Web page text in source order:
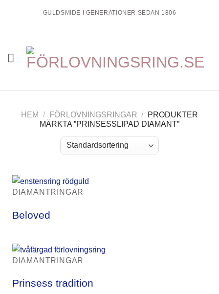
GULDSMIDE I GENERATIONER SEDAN 1806
HEM / FÖRLOVNINGSRINGAR /
PRODUKTER
MÄRKTA ”PRINSESSLIPAD DIAMANT”
DIAMANTRINGAR
Beloved
DIAMANTRINGAR
Prinsess tradition